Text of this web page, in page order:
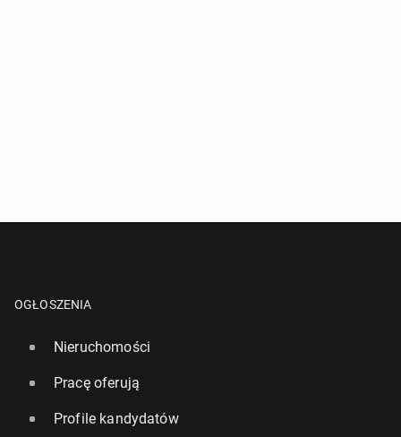
OGŁOSZENIA
Nieruchomości
Pracę oferują
Profile kandydatów